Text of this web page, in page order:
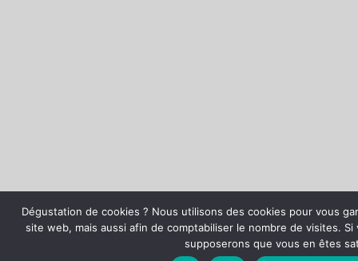
Dégustation de cookies ? Nous utilisons des cookies pour vous
site web, mais aussi afin de comptabiliser le nombre de visites.
supposerons que vous en êtes